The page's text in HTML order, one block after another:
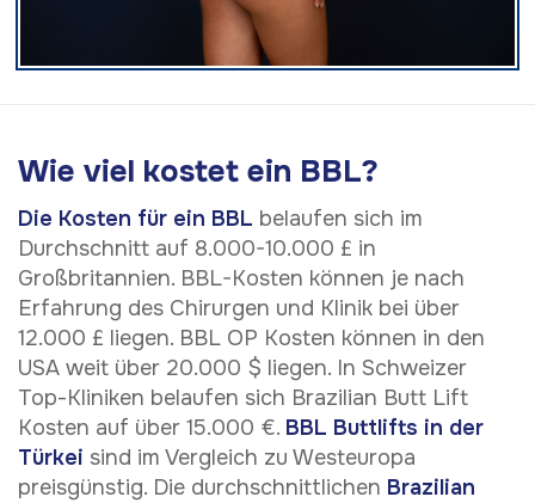
Wie viel kostet ein BBL?
Die Kosten für ein BBL belaufen sich im
Durchschnitt auf 8.000-10.000 £ in
Großbritannien. BBL-Kosten können je nach
Erfahrung des Chirurgen und Klinik bei über
12.000 £ liegen. BBL OP Kosten können in den
USA weit über 20.000 $ liegen. In Schweizer
Top-Kliniken belaufen sich Brazilian Butt Lift
Kosten auf über 15.000 €. BBL Buttlifts in der
Türkei sind im Vergleich zu Westeuropa
preisgünstig. Die durchschnittlichen Brazilian